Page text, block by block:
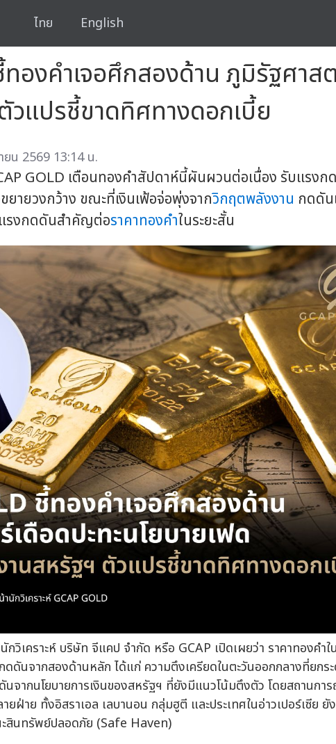
ไทย English
องคำเจอศึกสองด้าน ภูมิรัฐศาส
วแปรชี้ขาดทิศทางดอกเบี้ย
ยน 2569 13:14 น.
GOLD เตือนทองคำสัปดาห์นี้ผันผวนต่อเนื่อง รับแรงก
ยายวงกว้าง ขณะที่เงินเฟ้อจ่อพุ่งจากวิกฤตพลังงาน กดดั
รงกดดันสำคัญต่อราคาทองคำในระยะสั้น
วิเคราะห์ บริษัท จีแคป จำกัด หรือ GCAP เปิดเผยว่า ราคาทองคำ
ดันจากสองด้านหลัก ได้แก่ ความตึงเครียดในตะวันออกกลางที่ยกร
จากนโยบายการเงินของสหรัฐฯ ที่ยังมีแนวโน้มตึงตัว โดยสถานกา
ฝ่าย ทั้งอิสราเอล เลบานอน กลุ่มฮูตี และประเทศในอ่าวเปอร์เซีย ยั
สินทรัพย์ปลอดภัย (Safe Haven)